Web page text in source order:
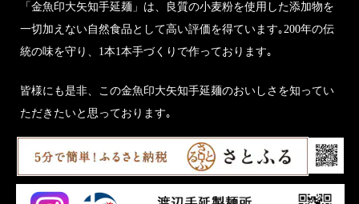
「金魚印大矢知手延麺」は、良質の小麦粉を使用した添加物を
一切加えない自然食品として高い評価を得ています｡200年の伝
統の味を守り、1本1本手づくりで作っております｡
皆様にも是非、この金魚印大矢知手延麺のおいしさを知ってい
ただきたいと思っております｡